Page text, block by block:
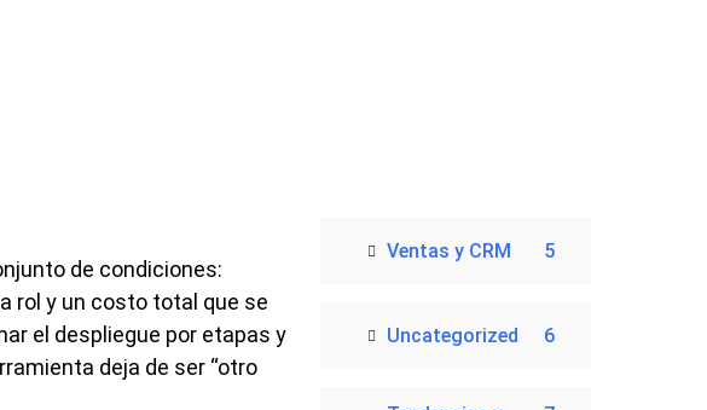
de condiciones:
rol y un costo total que se
el despliegue por etapas y
deja de ser “otro
Ventas y CRM 5
Uncategorized 6